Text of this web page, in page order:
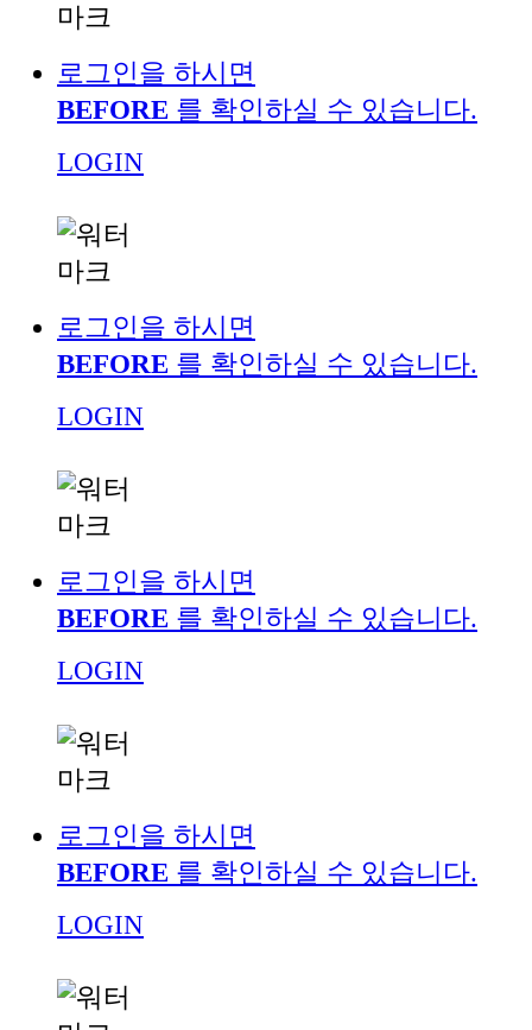
로그인을 하시면
BEFORE 를 확인하실 수 있습니다.
LOGIN
로그인을 하시면
BEFORE 를 확인하실 수 있습니다.
LOGIN
로그인을 하시면
BEFORE 를 확인하실 수 있습니다.
LOGIN
로그인을 하시면
BEFORE 를 확인하실 수 있습니다.
LOGIN